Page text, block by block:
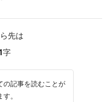
先は
字
の記事を読むことが
。